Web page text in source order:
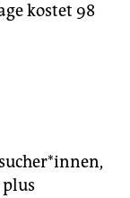
kostet 98